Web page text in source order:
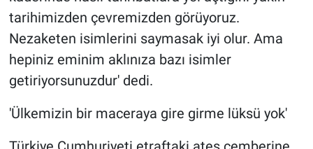
tarihimizden çevremizden görüyoruz.
Nezaketen isimlerini saymasak iyi olur. Ama
hepiniz eminim aklınıza bazı isimler
getiriyorsunuzdur' dedi.
'Ülkemizin bir maceraya gire girme lüksü yok'